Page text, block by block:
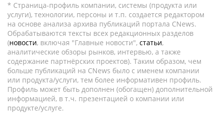
* Страница-профиль компании, системы (продукта или
услуги), технологии, персоны и т.п. создается редактором
на основе анализа архива публикаций портала CNews.
Обрабатываются тексты всех редакционных разделов
(новости, включая "Главные новости", статьи,
аналитические обзоры рынков, интервью, а также
содержание партнёрских проектов). Таким образом, чем
больше публикаций на CNews было с именем компании
или продукта/услуги, тем более информативен профиль.
Профиль может быть дополнен (обогащен) дополнительной
информацией, в т.ч. презентацией о компании или
продукте/услуге.